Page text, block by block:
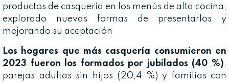
productos de casquería en los menús de alta cocina,
explorado nuevas formas de presentarlos y
mejorando su aceptación
Los hogares que más casquería consumieron en
2023 fueron los formados por jubilados (40 %),
parejas adultas sin hijos (20,4 %) y familias con